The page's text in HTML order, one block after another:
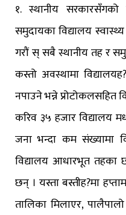
१. स्थानीय
समुदायका विद्यालय
गरौं स् सबै स्थानीय तह र
कस्तो अवस्थामा
नपाउने भन्ने प्रोटोकलसहित
करिव ३५ हजार विद्यालय
जना भन्दा कम संख्यामा
विद्यालय आधारभूत तहका
छन् । यस्ता बस्तीह?मा
तालिका मिलाएर,